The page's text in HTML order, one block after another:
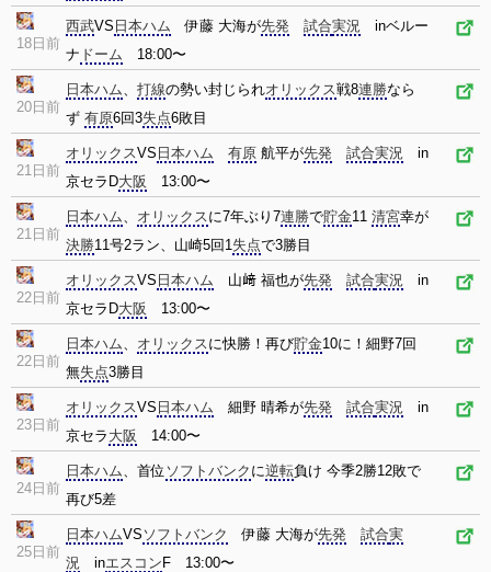
18日前
西武VS 日本ハム 伊藤 大海が先発 試合実況 inベルー
ナ ドーム 18:00〜
20日前
日本ハム、 打線の勢い封じられオリックス戦8連勝なら
ず 有原6回3失点6敗目
21日前
オリックスVS 日本ハム 有原 航平が先発 試合実況 in
京セラD大阪 13:00〜
21日前
日本ハム、 オリックスに7年ぶり7連勝で貯金11 清宮幸が
決勝11号2ラン、山崎5回1失点で3勝目
22日前
オリックスVS 日本ハム 山﨑 福也が先発 試合実況 in
京セラD大阪 13:00〜
22日前
日本ハム、 オリックスに快勝！再び貯金10に！細野7回
無失点3勝目
23日前
オリックスVS 日本ハム 細野 晴希が先発 試合実況 in
京セラ 大阪 14:00〜
24日前
日本ハム、首位 ソフトバンク に逆転負け 今季2勝12敗で
再び5差
25日前
日本ハムVS ソフトバンク 伊藤 大海が先発 試合実
況 inエスコン F 13:00〜